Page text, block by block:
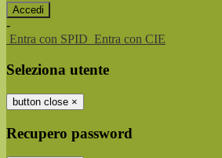
-
Entra con SPID Entra con CIE
Seleziona utente
button close ×
Recupero password